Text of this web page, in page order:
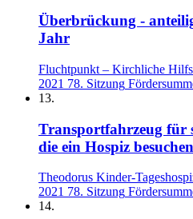
Überbrückung -
Jahr
Fluchtpunkt – Kirchliche
2021 78. Sitzung
13.
Transportfahrzeug für
die ein Hospiz besuchen
Theodorus Kinder-
2021 78. Sitzung
14.